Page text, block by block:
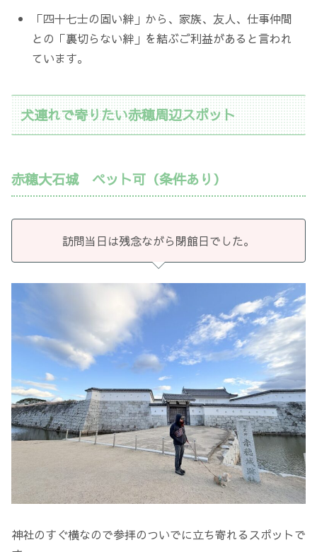
「四十七士の固い絆」から、家族、友人、仕事仲間
との「裏切らない絆」を結ぶご利益があると言われ
ています。
犬連れで寄りたい赤穂周辺スポット
赤穂大石城 ペット可（条件あり）
訪問当日は残念ながら閉館日でした。
神社のすぐ横なので参拝のついでに立ち寄れるスポットで